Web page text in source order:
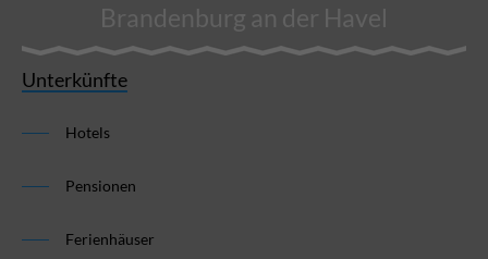
Brandenburg an der Havel
Unterkünfte
Hotels
Pensionen
Ferienhäuser